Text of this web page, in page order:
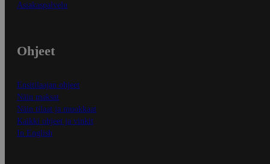
Asiakaspalvelu
Ohjeet
Ensitilaajan ohjeet
Näin maksat
Näin tilaat ja muokkaat
Kaikki ohjeet ja vinkit
In English